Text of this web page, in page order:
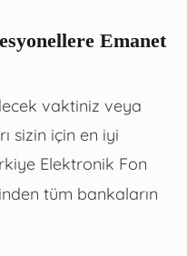
Emanet
vaktiniz veya
sizin için en iyi
Elektronik Fon
tüm bankaların